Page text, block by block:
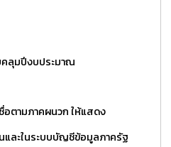
คลุมปีงบประมาณ
ตามภาคผนวก ให้แสดง
และในระบบบัญชีข้อมูลภาครัฐ